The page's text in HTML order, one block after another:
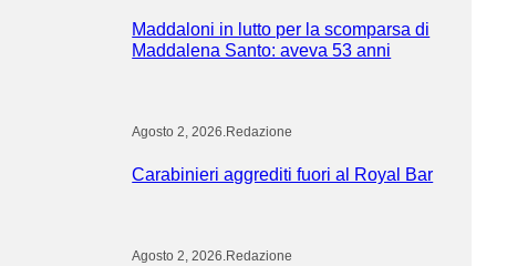
Maddaloni in lutto per la scomparsa di
Maddalena Santo: aveva 53 anni
Agosto 2, 2026 Redazione
Carabinieri aggrediti fuori al Royal Bar
Agosto 2, 2026.Redazione